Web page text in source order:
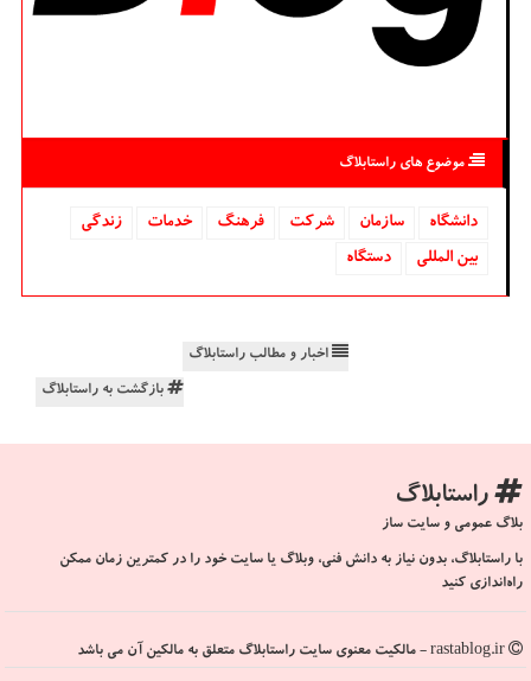
موضوع های راستابلاگ
دانشگاه‌ سازمان شركت فرهنگ خدمات
زندگی
بین المللی
دستگاه
اخبار و مطالب راستابلاگ
بازگشت به راستابلاگ
راستابلاگ
بلاگ عمومی و سایت ساز
با راستابلاگ، بدون نیاز به دانش فنی، وبلاگ یا سایت خود را در کمترین زمان ممکن
راه‌اندازی کنید